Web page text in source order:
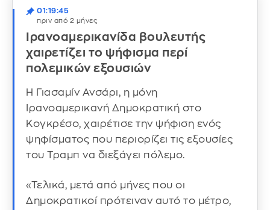
01:19:45
πριν από 2 μήνες
Ιρανοαμερικανίδα βουλευτής
χαιρετίζει το ψήφισμα περί
πολεμικών εξουσιών
Η Γιασαμίν Ανσάρι, η μόνη
Ιρανοαμερικανή Δημοκρατική στο
Κογκρέσο, χαιρέτισε την ψήφιση ενός
ψηφίσματος που περιορίζει τις εξουσίες
του Τραμπ να διεξάγει πόλεμο.
«Τελικά, μετά από μήνες που οι
Δημοκρατικοί πρότειναν αυτό το μέτρο,